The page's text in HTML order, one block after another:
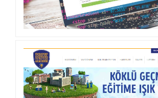
SOLAR GARD TÜRKIYE CAM FILMI